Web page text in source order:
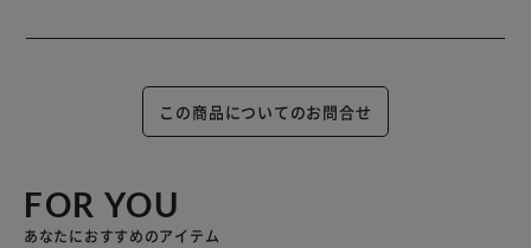
この商品についてのお問合せ
FOR YOU
あなたにおすすめのアイテム